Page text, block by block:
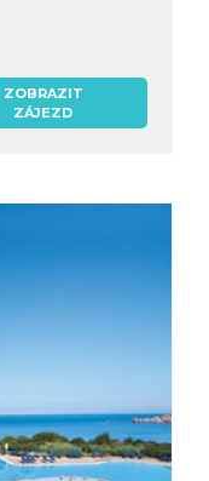
ZOBRAZIT
ZÁJEZD